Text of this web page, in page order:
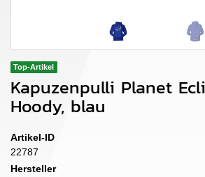
Top-Artikel
Kapuzenpulli Planet
Hoody, blau
Artikel-ID
22787
Hersteller